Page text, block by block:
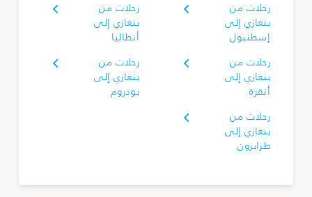
رحلات من
بنغازي إلى
إسطنبول
رحلات من
بنغازي إلى
أنطاليا
رحلات من
بنغازي إلى
أنقرة
رحلات من
بنغازي إلى
بودروم
رحلات من
بنغازي إلى
طرابزون